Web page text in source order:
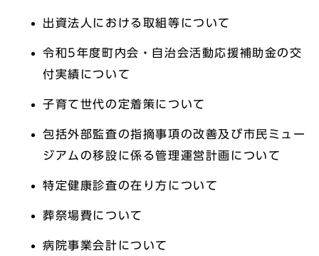
出資法人における取組等について
令和5年度町内会・自治会活動応援補助金の交
付実績について
子育て世代の定着策について
包括外部監査の指摘事項の改善及び市民ミュー
ジアムの移設に係る管理運営計画について
特定健康診査の在り方について
葬祭場費について
病院事業会計について